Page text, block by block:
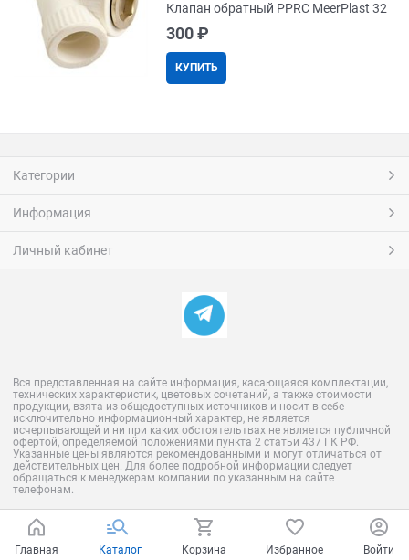
Клапан обратный PPRC MeerPlast 32
300 ₽
КУПИТЬ
Категории
Информация
Личный кабинет
Вся представленная на сайте информация, касающаяся комплектации,
технических характеристик, цветовых сочетаний, а также стоимости
продукции, взята из общедоступных источников и носит в себе
исключительно информационный характер, не является
исчерпывающей и ни при каких обстоятельтвах не является публичной
офертой, определяемой положениями пункта 2 статьи 437 ГК РФ.
Указанные цены являются рекомендованными и могут отличаться от
действительных цен. Для более подробной информации следует
обращаться к менеджерам компании по указанным на сайте
телефонам.
Главная Каталог Корзина Избранное Войти